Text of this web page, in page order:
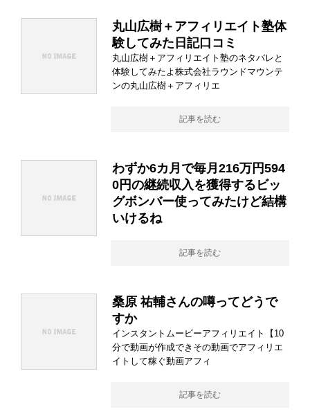
丸山広樹＋アフィリエイト塾体
験してみた日記口コミ
丸山広樹＋アフィリエイト塾のネタバレと
体験してみたよ株式会社ラウンドマウンテ
ンの丸山広樹＋アフィリエ
記事を読む
わずか6カ月で毎月216万円594
0円の継続収入を獲得するビッ
グボンバー使ってみたけど結構
いけるね
記事を読む
桑原 祐輔さんの噂ってどうで
すか
インスタントムービーアフィリエイト【10
分で動画が作成できその動画でアフィリエ
イトして稼ぐ動画アフィ
記事を読む